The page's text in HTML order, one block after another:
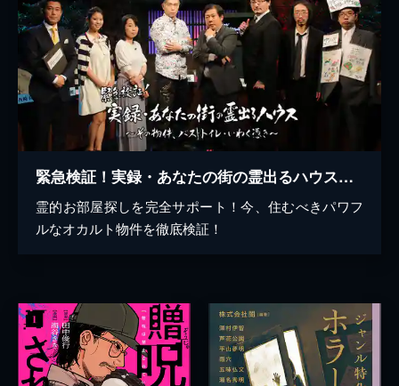
緊急検証！実録・あなたの街の霊出るハウス～その物件、バス・トイレ・いわく憑き～ディレクターズカット版
霊的お部屋探しを完全サポート！今、住むべきパワフ
ルなオカルト物件を徹底検証！